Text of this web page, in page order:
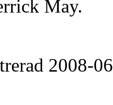
May.
2008-